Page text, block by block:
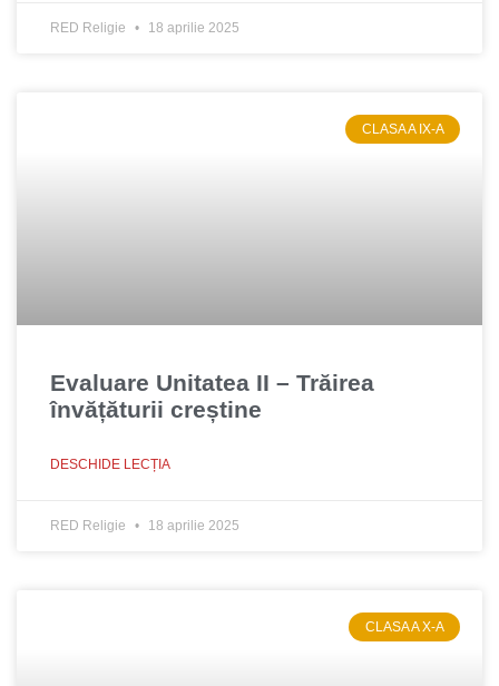
RED Religie 18 aprilie 2025
CLASA A IX-A
Evaluare Unitatea II – Trăirea
învățăturii creștine
DESCHIDE LECȚIA
RED Religie 18 aprilie 2025
CLASA A X-A